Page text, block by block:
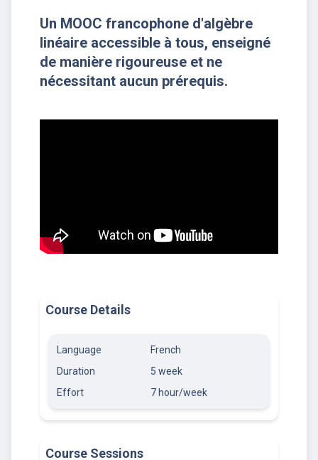
Un MOOC francophone d'algèbre
linéaire accessible à tous, enseigné
de manière rigoureuse et ne
nécessitant aucun prérequis.
Course Details
Language
French
Duration
5 week
Effort
7 hour/week
Course Sessions